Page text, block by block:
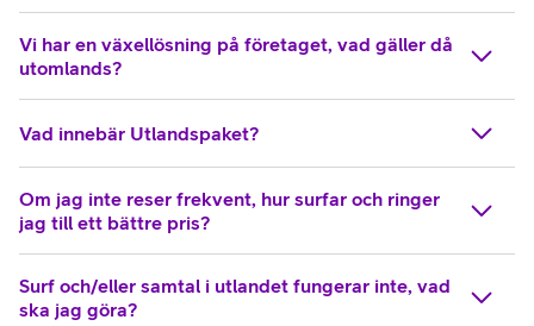
Vi har en växellösning på företaget, vad gäller då
utomlands?
Vad innebär Utlandspaket?
Om jag inte reser frekvent, hur surfar och ringer
jag till ett bättre pris?
Surf och/eller samtal i utlandet fungerar inte, vad
ska jag göra?